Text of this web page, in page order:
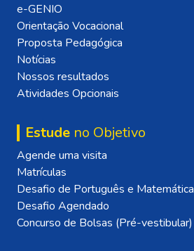
e-GENIO
Orientação Vocacional
Proposta Pedagógica
Notícias
Nossos resultados
Atividades Opcionais
Estude no Objetivo
Agende uma visita
Matrículas
Desafio de Português e Matemática
Desafio Agendado
Concurso de Bolsas (Pré-vestibular)